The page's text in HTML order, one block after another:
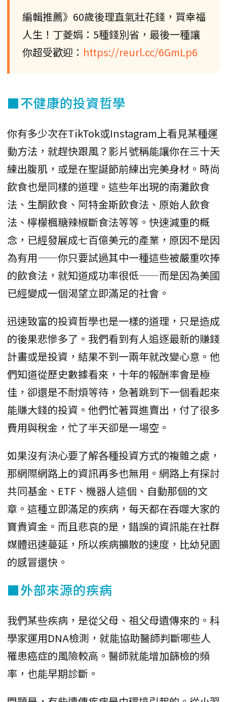
編輯推薦》60歲後理直氣壯花錢，買幸福
人生！丁菱娟：5種錢別省，最後一種讓
你超受歡迎： https://reurl.cc/6GmLp6
■不健康的投資哲學
你有多少次在TikTok或Instagram上看見某種運
動方法，就趕快跟風？影片號稱能讓你在三十天
練出腹肌，或是在聖誕節前練出完美身材。時尚
飲食也是同樣的道理。這些年出現的南灘飲食
法、生酮飲食、阿特金斯飲食法、原始人飲食
法、檸檬楓糖辣椒斷食法等等。快速減重的概
念，已經發展成七百億美元的產業，原因不是因
為有用——你只要試過其中一種這些被嚴重吹捧
的飲食法，就知道成功率很低——而是因為美國
已經變成一個渴望立即滿足的社會。
迅速致富的投資哲學也是一樣的道理，只是造成
的後果悲慘多了。我們看到有人追逐最新的賺錢
計畫或是投資，結果不到一兩年就改變心意。他
們知道從歷史數據看來，十年的報酬率會是極
佳，卻還是不耐煩等待，急著跳到下一個看起來
能賺大錢的投資。他們忙著買進賣出，付了很多
費用與稅金，忙了半天卻是一場空。
如果沒有決心要了解各種投資方式的複雜之處，
那網際網路上的資訊再多也無用。網路上有探討
共同基金、ETF、機器人這個、自動那個的文
章。這種立即滿足的疾病，每天都在吞噬大家的
寶貴資金。而且悲哀的是，錯誤的資訊能在社群
媒體迅速蔓延，所以疾病擴散的速度，比幼兒園
的感冒還快。
■外部來源的疾病
我們某些疾病，是從父母、祖父母遺傳來的。科
學家運用DNA檢測，就能協助醫師判斷哪些人
罹患癌症的風險較高。醫師就能增加篩檢的頻
率，也能早期診斷。